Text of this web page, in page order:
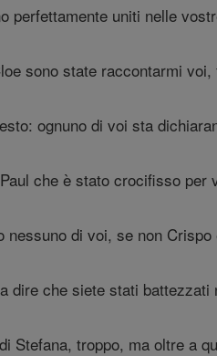
perfettamente uniti nelle
sono state raccontarmi
ognuno di voi sta
che è stato crocifisso
nessuno di voi, se non Crispo
dire che siete stati battezzati
Stefana, troppo, ma oltre a